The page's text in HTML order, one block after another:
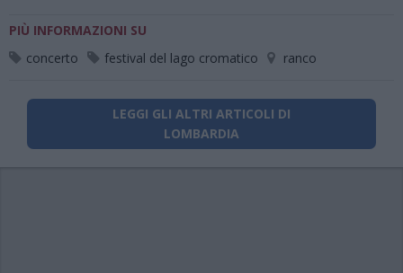
PIÙ INFORMAZIONI SU
concerto
festival del lago cromatico ranco
LEGGI GLI ALTRI ARTICOLI DI
LOMBARDIA